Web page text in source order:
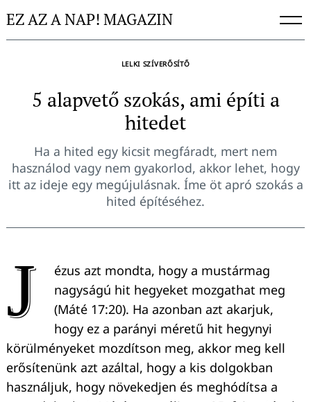
toEZ AZ A NAP! MAGAZIN
LELKI SZÍVERŐSÍTŐ
5 alapvető szokás, ami építi a
hitedet
Ha a hited egy kicsit megfáradt, mert nem
használod vagy nem gyakorlod, akkor lehet, hogy
itt az ideje egy megújulásnak. Íme öt apró szokás a
hited építéséhez.
J
ézus azt mondta, hogy a mustármag
nagyságú hit hegyeket mozgathat meg
(Máté 17:20). Ha azonban azt akarjuk,
hogy ez a parányi méretű hit hegynyi
körülményeket mozdítson meg, akkor meg kell
erősítenünk azt azáltal, hogy a kis dolgokban
használjuk, hogy növekedjen és meghódítsa a